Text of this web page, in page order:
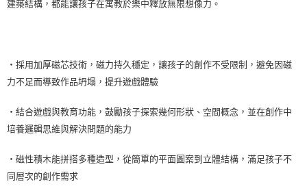
建築結構，都能讓孩子在寓教於樂中釋放無限想像力。
・採用加厚磁芯技術，磁力持久穩定，讓孩子的創作不受限制，避免因磁
力不足而導致作品坍塌，提升遊戲體驗
・結合遊戲與教育功能，鼓勵孩子探索幾何形狀、空間概念，並在創作中
培養邏輯思維與解決問題的能力
・磁性積木能拼搭多種造型，從簡單的平面圖案到立體結構，滿足孩子不
同層次的創作需求